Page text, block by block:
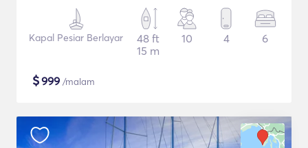
Kapal Pesiar Berlayar
48 ft
15 m
10 4 6
$999 /malam